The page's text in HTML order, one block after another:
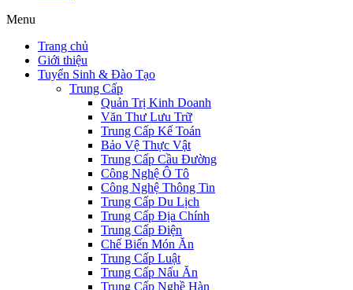
Menu
Trang chủ
Giới thiệu
Tuyển Sinh & Đào Tạo
Trung Cấp
Quản Trị Kinh Doanh
Văn Thư Lưu Trữ
Trung Cấp Kế Toán
Bảo Vệ Thực Vật
Trung Cấp Cầu Đường
Công Nghệ Ô Tô
Công Nghệ Thông Tin
Trung Cấp Du Lịch
Trung Cấp Địa Chính
Trung Cấp Điện
Chế Biến Món Ăn
Trung Cấp Luật
Trung Cấp Nấu Ăn
Trung Cấp Nghề Hàn